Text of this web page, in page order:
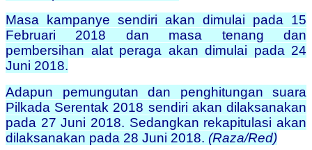
Masa kampanye sendiri akan dimulai pada 15
Februari 2018 dan masa tenang dan
pembersihan alat peraga akan dimulai pada 24
Juni 2018.
Adapun pemungutan dan penghitungan suara
Pilkada Serentak 2018 sendiri akan dilaksanakan
pada 27 Juni 2018. Sedangkan rekapitulasi akan
dilaksanakan pada 28 Juni 2018. (Raza/Red)